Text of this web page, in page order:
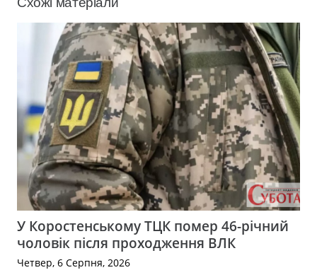
У Коростенському ТЦК помер 46-річний
чоловік після проходження ВЛК
Четвер, 6 Серпня, 2026